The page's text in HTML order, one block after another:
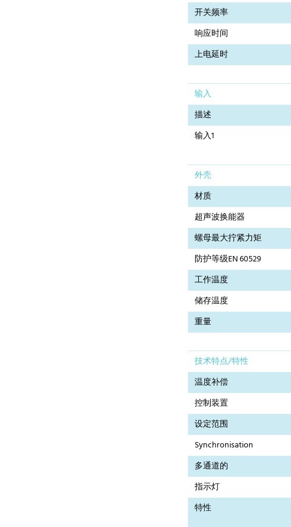
开关频率
响应时间
上电延时
输入
描述
输入1
外壳
材质
超声波换能器
螺母最大拧紧力矩
防护等级EN 60529
工作温度
储存温度
重量
技术特点/特性
温度补偿
控制装置
设定范围
Synchronisation
多通道的
指示灯
特性